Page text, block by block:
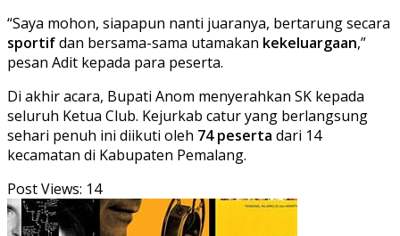
“Saya mohon, siapapun nanti juaranya, bertarung secara
sportifdan bersama-sama utamakan kekeluargaan,”
pesan Adit kepada para peserta.
Di akhir acara, Bupati Anom menyerahkan SK kepada
seluruh Ketua Club. Kejurkab catur yang berlangsung
sehari penuh ini diikuti oleh 74 peserta dari 14
kecamatan di Kabupaten Pemalang.
Post Views: 14